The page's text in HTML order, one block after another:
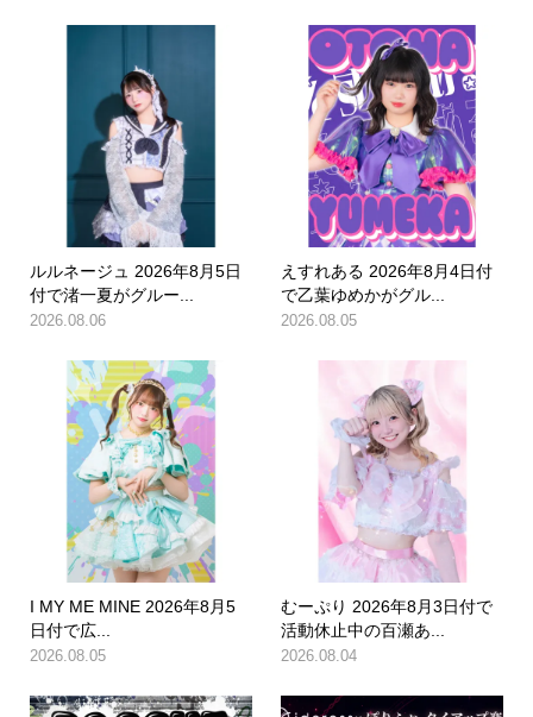
ルルネージュ 2026年8月5日
付で渚一夏がグルー...
2026.08.06
えすれある 2026年8月4日付
で乙葉ゆめかがグル...
2026.08.05
I MY ME MINE 2026年8月5
日付で広...
2026.08.05
むーぷり 2026年8月3日付で
活動休止中の百瀬あ...
2026.08.04